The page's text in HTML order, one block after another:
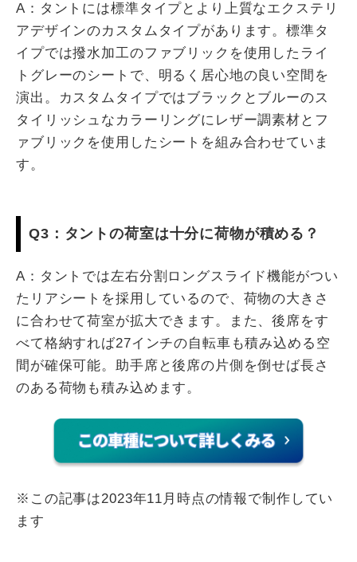
A：タントには標準タイプとより上質なエクステリ
アデザインのカスタムタイプがあります。標準タ
イプでは撥水加工のファブリックを使用したライ
トグレーのシートで、明るく居心地の良い空間を
演出。カスタムタイプではブラックとブルーのス
タイリッシュなカラーリングにレザー調素材とフ
ァブリックを使用したシートを組み合わせていま
す。
Q3：タントの荷室は十分に荷物が積める？
A：タントでは左右分割ロングスライド機能がつい
たリアシートを採用しているので、荷物の大きさ
に合わせて荷室が拡大できます。また、後席をす
べて格納すれば27インチの自転車も積み込める空
間が確保可能。助手席と後席の片側を倒せば長さ
のある荷物も積み込めます。
※この記事は2023年11月時点の情報で制作してい
ます